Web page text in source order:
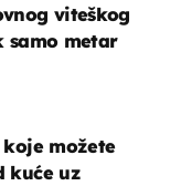
viteškog
samo metar
koje možete
kuće uz